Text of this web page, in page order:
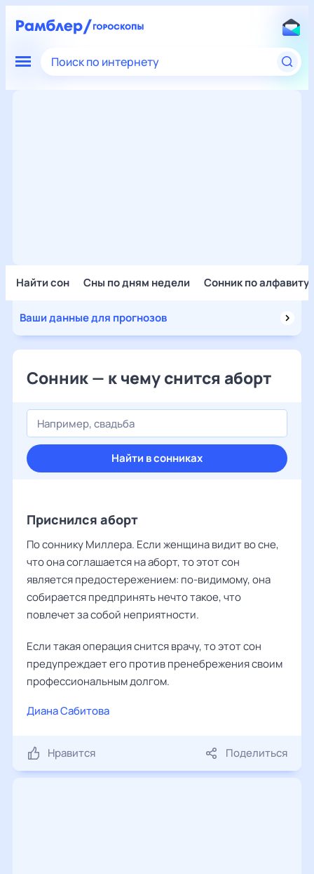
Поиск по интернету
Найти сон Сны по дням недели Сонник по алфавиту
Ваши данные для прогнозов
Сонник — к чему снится аборт
Найти в сонниках
Приснился аборт
По соннику Миллера. Если женщина видит во сне,
что она соглашается на аборт, то этот сон
является предостережением: по-видимому, она
собирается предпринять нечто такое, что
повлечет за собой неприятности.
Если такая операция снится врачу, то этот сон
предупреждает его против пренебрежения своим
профессиональным долгом.
Диана Сабитова
Нравится Поделиться